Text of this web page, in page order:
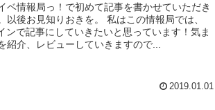
ベ情報局っ！で初めて記事を書かせていただき
以後お見知りおきを。 私はこの情報局では、
ンで記事にしていきたいと思っています！気ま
紹介、レビューしていきますので...
2019.01.01